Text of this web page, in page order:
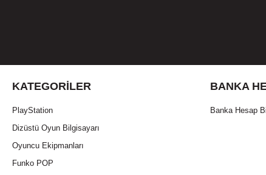
KATEGORILER
PlayStation
Dizüstü Oyun Bilgisayarı
Oyuncu Ekipmanları
Funko POP
BANKA
Banka Hesap